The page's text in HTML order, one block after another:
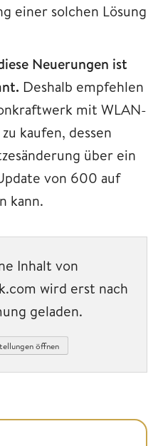
einer solchen Lösung
Neuerungen ist
Deshalb empfehlen
mit WLAN-
kaufen, dessen
über ein
von 600 auf
kann.
Inhalt von
wird erst nach
geladen.
öffnen